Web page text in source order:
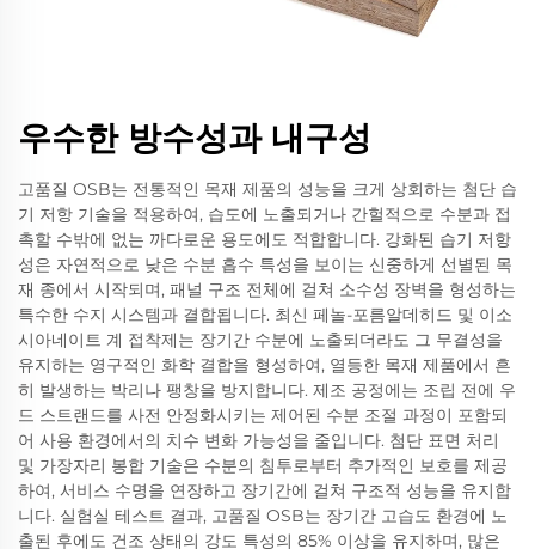
우수한 방수성과 내구성
고품질 OSB는 전통적인 목재 제품의 성능을 크게 상회하는 첨단 습
기 저항 기술을 적용하여, 습도에 노출되거나 간헐적으로 수분과 접
촉할 수밖에 없는 까다로운 용도에도 적합합니다. 강화된 습기 저항
성은 자연적으로 낮은 수분 흡수 특성을 보이는 신중하게 선별된 목
재 종에서 시작되며, 패널 구조 전체에 걸쳐 소수성 장벽을 형성하는
특수한 수지 시스템과 결합됩니다. 최신 페놀-포름알데히드 및 이소
시아네이트 계 접착제는 장기간 수분에 노출되더라도 그 무결성을
유지하는 영구적인 화학 결합을 형성하여, 열등한 목재 제품에서 흔
히 발생하는 박리나 팽창을 방지합니다. 제조 공정에는 조립 전에 우
드 스트랜드를 사전 안정화시키는 제어된 수분 조절 과정이 포함되
어 사용 환경에서의 치수 변화 가능성을 줄입니다. 첨단 표면 처리
및 가장자리 봉합 기술은 수분의 침투로부터 추가적인 보호를 제공
하여, 서비스 수명을 연장하고 장기간에 걸쳐 구조적 성능을 유지합
니다. 실험실 테스트 결과, 고품질 OSB는 장기간 고습도 환경에 노
출된 후에도 건조 상태의 강도 특성의 85% 이상을 유지하며, 많은